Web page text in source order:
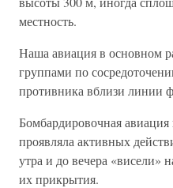
местность.
Наша авиация в основном
группами по
противника вблизи линии
Бомбардировочная
проявляла активных
утра и до вечера «висели»
их прикрытия.